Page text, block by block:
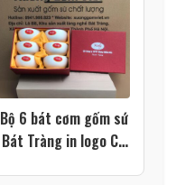
Bộ 6 bát cơm gốm sứ
Bát Tràng in logo CĐ